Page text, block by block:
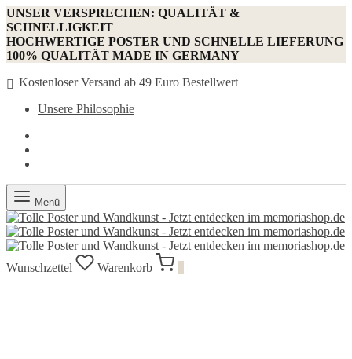
UNSER VERSPRECHEN: QUALITÄT &
SCHNELLIGKEIT
HOCHWERTIGE POSTER UND SCHNELLE LIEFERUNG
100% QUALITÄT MADE IN GERMANY
Kostenloser Versand ab 49 Euro Bestellwert
Unsere Philosophie
Menü
Wunschzettel Warenkorb